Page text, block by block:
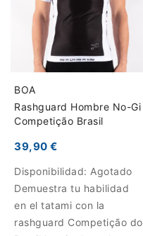
BOA
Rashguard Hombre No-Gi
Competição Brasil
39,90 €
Disponibilidad: Agotado
Demuestra tu habilidad
en el tatami con la
rashguard Competição do